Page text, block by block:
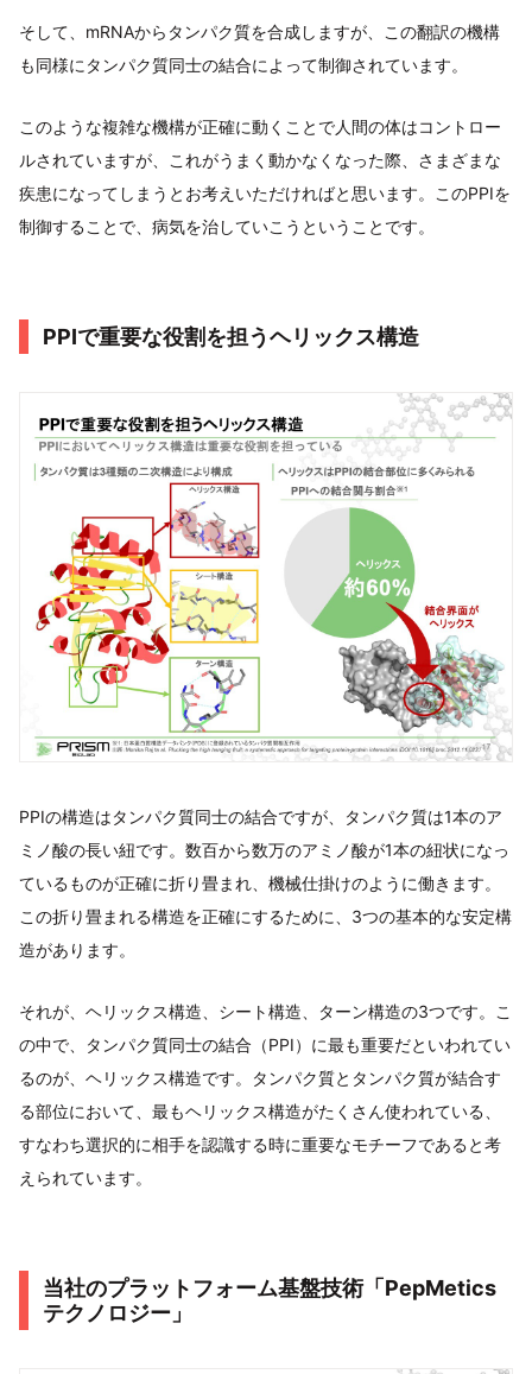
そして、mRNAからタンパク質を合成しますが、この翻訳の機構
も同様にタンパク質同士の結合によって制御されています。
このような複雑な機構が正確に動くことで人間の体はコントロー
ルされていますが、これがうまく動かなくなった際、さまざまな
疾患になってしまうとお考えいただければと思います。このPPIを
制御することで、病気を治していこうということです。
PPIで重要な役割を担うヘリックス構造
PPIの構造はタンパク質同士の結合ですが、タンパク質は1本のア
ミノ酸の長い紐です。数百から数万のアミノ酸が1本の紐状になっ
ているものが正確に折り畳まれ、機械仕掛けのように働きます。
この折り畳まれる構造を正確にするために、3つの基本的な安定構
造があります。
それが、ヘリックス構造、シート構造、ターン構造の3つです。こ
の中で、タンパク質同士の結合（PPI）に最も重要だといわれてい
るのが、ヘリックス構造です。タンパク質とタンパク質が結合す
る部位において、最もヘリックス構造がたくさん使われている、
すなわち選択的に相手を認識する時に重要なモチーフであると考
えられています。
当社のプラットフォーム基盤技術「PepMetics
テクノロジー」